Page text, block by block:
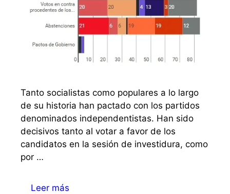
Tanto socialistas como populares a lo largo
de su historia han pactado con los partidos
denominados independentistas. Han sido
decisivos tanto al votar a favor de los
candidatos en la sesión de investidura, como
por …
Leer más